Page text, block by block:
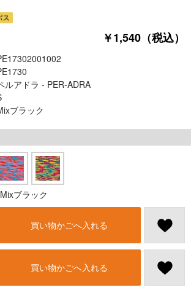
￥1,540（税込）
ルアドラ - PER-ADRA
ブラック
ブラック
買い物かごへ入れる
買い物かごへ入れる